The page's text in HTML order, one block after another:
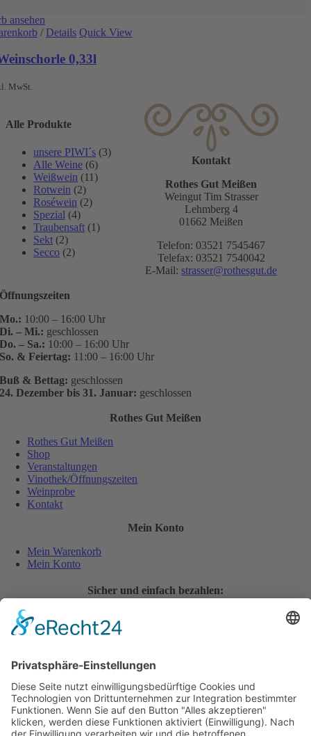
ansehen
/ Details Quick View
0,33l
MwSt.
Alle Produkte
unsere PIWI´s (3)
Alle Weine (6)
Weißwein (11)
Rotwein (2)
Roséwein (2)
Spezial (4)
Traubensaft (1)
Sekt (2)
Secco (2)
Kontakt
Rothes Gut Meißen
Weingut Tim Strasser
Lehmberg 4
01662 Meißen
Telefon: 03521 7545467
Telefax: 03521 7540042
E-Mail:strasser@rothesgut.de
Öffnungszeiten
Mo.: 10:00 – 16:00 Uhr
Di. – Mi.: geschlossen
Do. – Sa.: 10:00 – 16:00 Uhr
So. & Feiertag: 11:00 – 16:00 Uhr
Buß & Bettag: geschlossen
24. Dezember bis 31. Januar: geschlossen
Rothes Gut Meißen
Rothes Gut Meißen
Shop
Veranstaltungen
Vinothek/Öffnungszeiten
Weinprobe
Kontakt
Mein Konto
Mein Warenkorb
Mein Konto
Sicher und einfach bezahlen:
Downloads
Jugendschutz
Zahlungsarten